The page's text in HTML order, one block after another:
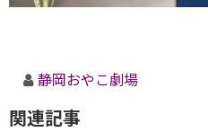
静岡おやこ劇場
関連記事